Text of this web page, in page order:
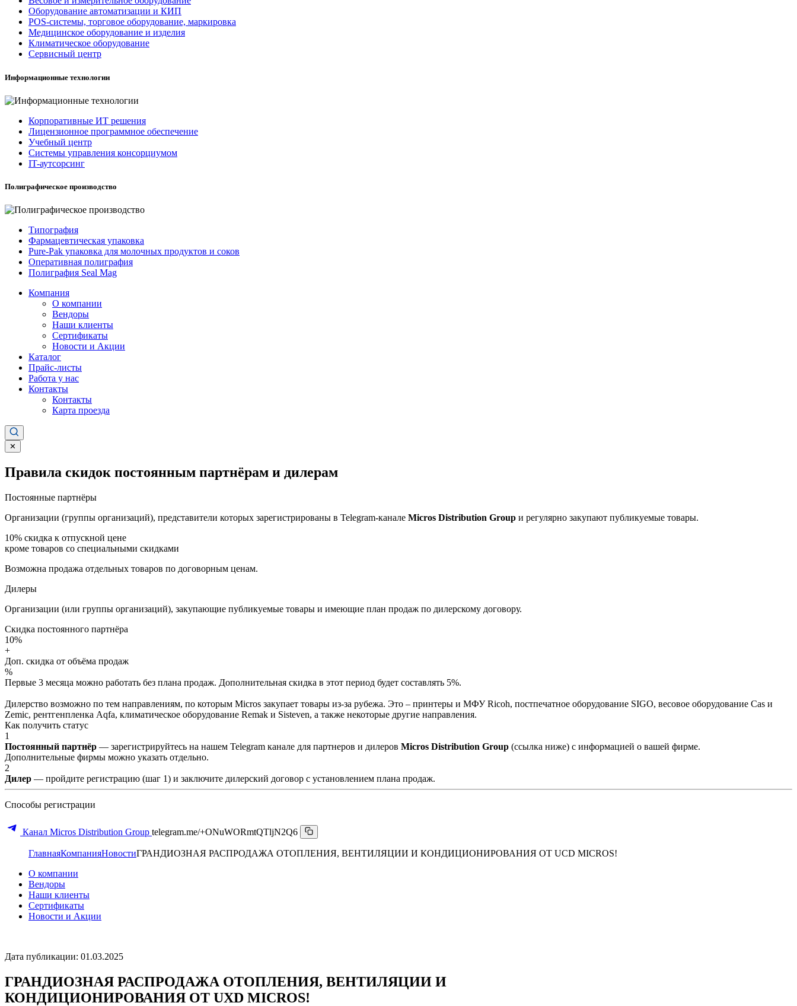
Оборудование автоматизации и КИП
POS-системы, торговое оборудование, маркировка
Медицинское оборудование и изделия
Климатическое оборудование
Сервисный центр
Информационные технологии
Корпоративные ИТ решения
Лицензионное программное обеспечение
Учебный центр
Системы управления консорциумом
IT-аутсорсинг
Полиграфическое производство
Типография
Фармацевтическая упаковка
Pure-Pak упаковка для молочных продуктов и соков
Оперативная полиграфия
Полиграфия Seal Mag
Компания
О компании
Вендоры
Наши клиенты
Сертификаты
Новости и Акции
Каталог
Прайс-листы
Работа у нас
Контакты
Контакты
Карта проезда
✕
Правила скидок постоянным партнёрам и дилерам
Постоянные партнёры
Организации (группы организаций), представители которых зарегистрированы в Telegram-канале Micros Distribution Group и регулярно закупают публикуемые товары.
10% скидка к отпускной цене
кроме товаров со специальными скидками
Возможна продажа отдельных товаров по договорным ценам.
Дилеры
Организации (или группы организаций), закупающие публикуемые товары и имеющие план продаж по дилерскому договору.
Скидка постоянного партнёра
10%
+
Доп. скидка от объёма продаж
%
Первые 3 месяца можно работать без плана продаж. Дополнительная скидка в этот период будет составлять 5%.
Дилерство возможно по тем направлениям, по которым Micros закупает товары из-за рубежа. Это – принтеры и МФУ Ricoh, постпечатное оборудование SIGO, весовое оборудование Cas и
Zemic, рентгенпленка Aqfa, климатическое оборудование Remak и Sisteven, а также некоторые другие направления.
Как получить статус
1
Постоянный партнёр — зарегистрируйтесь на нашем Telegram канале для партнеров и дилеров Micros Distribution Group (ссылка ниже) с информацией о вашей фирме.
Дополнительные фирмы можно указать отдельно.
2
Дилер — пройдите регистрацию (шаг 1) и заключите дилерский договор с установлением плана продаж.
Способы регистрации
Канал Micros Distribution Group telegram.me/+ONuWORmtQTljN2Q6
ГлавнаяКомпанияНовостиГРАНДИОЗНАЯ РАСПРОДАЖА ОТОПЛЕНИЯ, ВЕНТИЛЯЦИИ И КОНДИЦИОНИРОВАНИЯ ОТ UCD MICROS!
О компании
Вендоры
Наши клиенты
Сертификаты
Новости и Акции
Дата публикации: 01.03.2025
ГРАНДИОЗНАЯ РАСПРОДАЖА ОТОПЛЕНИЯ, ВЕНТИЛЯЦИИ И
КОНДИЦИОНИРОВАНИЯ ОТ UXD MICROS!